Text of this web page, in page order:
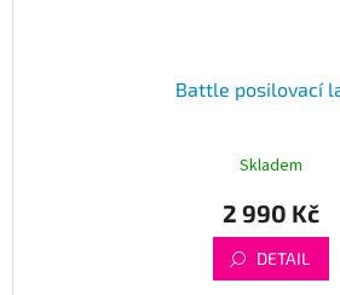
Battle posilovací
Skladem
2 990 Kč
DETAIL